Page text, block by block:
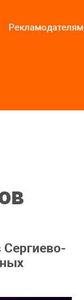
Рекламодателям